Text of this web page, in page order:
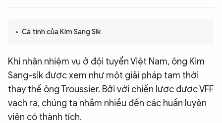
PHÁP LUẬT
CÔNG NGHỆ
QUỐC TẾ
VĂN HÓA - THỂ THAO
Cá tính của Kim Sang Sik
Khi nhận nhiệm vụ ở đội tuyển Việt Nam, ông Kim
Sang-sik được xem như một giải pháp tạm thời
thay thế ông Troussier. Bởi với chiến lược được VFF
vạch ra, chúng ta nhắm nhiều đến các huấn luyện
viên có thành tích.